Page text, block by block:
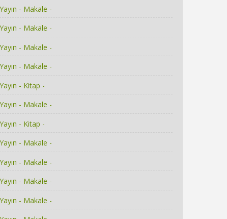
Yayın - Makale -
Yayın - Makale -
Yayın - Makale -
Yayın - Makale -
Yayın - Kitap -
Yayın - Makale -
Yayın - Kitap -
Yayın - Makale -
Yayın - Makale -
Yayın - Makale -
Yayın - Makale -